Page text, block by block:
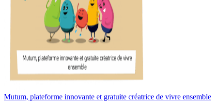
Mutum, plateforme innovante et gratuite créatrice de vivre ensemble